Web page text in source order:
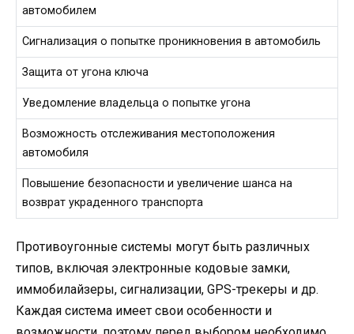
автомобилем
Сигнализация о попытке проникновения в автомобиль
Защита от угона ключа
Уведомление владельца о попытке угона
Возможность отслеживания местоположения
автомобиля
Повышение безопасности и увеличение шанса на
возврат украденного транспорта
Противоугонные системы могут быть различных
типов, включая электронные кодовые замки,
иммобилайзеры, сигнализации, GPS-трекеры и др.
Каждая система имеет свои особенности и